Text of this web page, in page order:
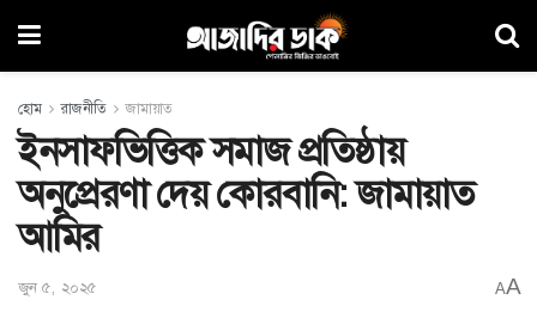
হোম রাজনীতি জামায়াত
ইনসাফভিত্তিক সমাজ প্রতিষ্ঠায়
অনুপ্রেরণা দেয় কোরবানি: জামায়াত
আমির
জুন ৫, ২০২৫ AA